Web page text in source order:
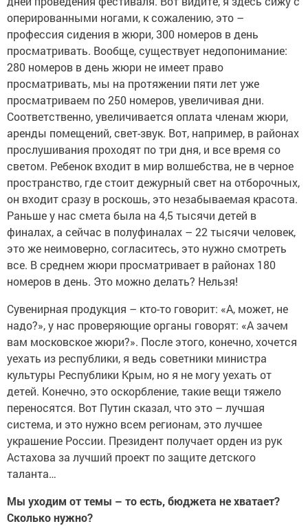
оперированными ногами, к сожалению, это –
профессия сидения в жюри, 300 номеров в день
просматривать. Вообще, существует недопонимание:
280 номеров в день жюри не имеет право
просматривать, мы на протяжении пяти лет уже
просматриваем по 250 номеров, увеличивая дни.
Соответственно, увеличивается оплата членам жюри,
аренды помещений, свет-звук. Вот, например, в районах
прослушивания проходят по три дня, и все время со
светом. Ребенок входит в мир волшебства, не в черное
пространство, где стоит дежурный свет на отборочных,
он входит сразу в роскошь, это незабываемая красота.
Раньше у нас смета была на 4,5 тысячи детей в
финалах, а сейчас в полуфиналах – 22 тысячи человек,
это же неимоверно, согласитесь, это нужно смотреть
все. В среднем жюри просматривает в районах 180
номеров в день. Это можно делать? Нельзя!
Сувенирная продукция – кто-то говорит: «А, может, не
надо?», у нас проверяющие органы говорят: «А зачем
вам московское жюри?». После этого, конечно, хочется
уехать из республики, я ведь советники министра
культуры Республики Крым, но я не могу уехать от
детей. Конечно, это оскорбление, такие вещи тяжело
переносятся. Вот Путин сказал, что это – лучшая
система, и это нужно всем регионам, это лучшее
украшение России. Президент получает орден из рук
Астахова за лучший проект по защите детского
таланта…
Мы уходим от темы – то есть, бюджета не хватает?
Сколько нужно?